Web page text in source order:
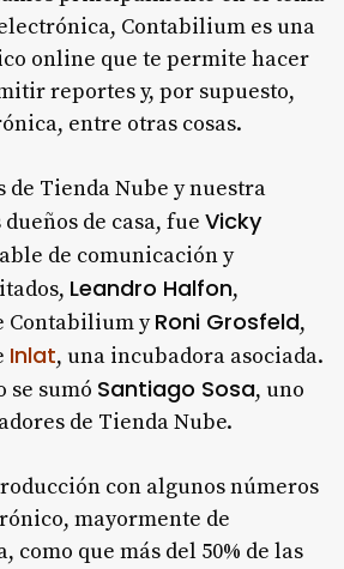
Contabilium es una
online que te permite hacer
reportes y, por supuesto,
entre otras cosas.
de Tienda Nube y nuestra
de casa, fueVicky
de comunicación y
Leandro Halfon,
Contabilium yRoni Grosfeld,
Inlat, una incubadora asociada.
se sumó Santiago Sosa, uno
de Tienda Nube.
con algunos números
mayormente de
como que más del 50% de las